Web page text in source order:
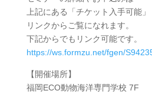
上記にある「チケット入手可能」
リンクからご覧になれます。
下記からでもリンク可能です。
https://ws.formzu.net/fgen/
【開催場所】
福岡ECO動物海洋専門学校 7F